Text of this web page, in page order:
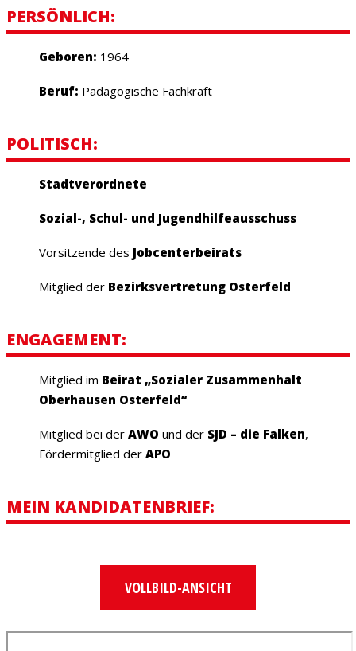
PERSÖNLICH:
Geboren: 1964
Beruf: Pädagogische Fachkraft
POLITISCH:
Stadtverordnete
Sozial-, Schul- und Jugendhilfeausschuss
Vorsitzende des Jobcenterbeirats
Mitglied der Bezirksvertretung Osterfeld
ENGAGEMENT:
Mitglied im Beirat „Sozialer Zusammenhalt
Oberhausen Osterfeld“
Mitglied bei der AWO und der SJD – die Falken,
Fördermitglied der APO
MEIN KANDIDATENBRIEF:
VOLLBILD-ANSICHT